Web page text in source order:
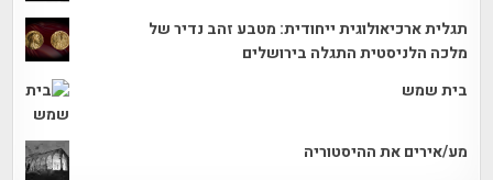
תגלית ארכיאולוגית ייחודית: מטבע זהב נדיר של
מלכה הלניסטית התגלה בירושלים
בית שמש
מע/אירים את ההיסטוריה